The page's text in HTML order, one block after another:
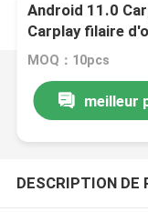
Android 11.0
Carplay filaire
MOQ：10pcs
meilleur
DESCRIPTION DE